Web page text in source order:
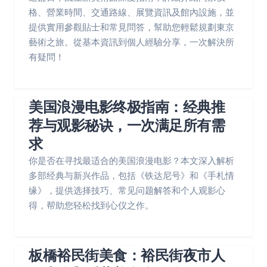
格、營業時間、交通路線、展覽資訊及館內設施，並
提供實用參觀貼士和常見問答，幫助您輕鬆規劃東京
藝術之旅。從基本資訊到個人經驗分享，一次解決所
有疑問！
美国浪漫电影终极指南：经典推
荐与观影秘诀，一次满足所有需
求
你是否在寻找最适合的美国浪漫电影？本文深入解析
多部经典与新兴作品，包括《铁达尼号》和《手札情
缘》，提供选择技巧、常见问题解答和个人观影心
得，帮助您轻松找到心仪之作。
板橋裕民街美食：裕民街夜市人